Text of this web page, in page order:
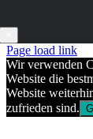
Page load link
Wir verwenden
Website die
Website
zufrieden sind.